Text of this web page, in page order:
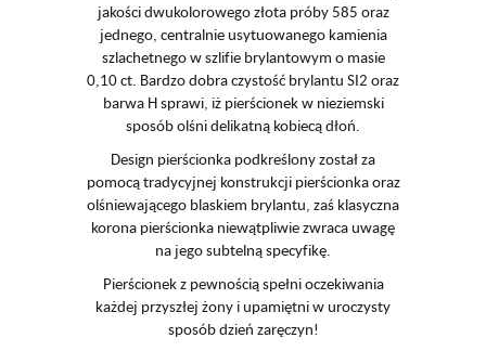
jakości dwukolorowego złota próby 585 oraz
jednego, centralnie usytuowanego kamienia
szlachetnego w szlifie brylantowym o masie
0,10 ct. Bardzo dobra czystość brylantu SI2 oraz
barwa H sprawi, iż pierścionek w nieziemski
sposób olśni delikatną kobiecą dłoń.
Design pierścionka podkreślony został za
pomocą tradycyjnej konstrukcji pierścionka oraz
olśniewającego blaskiem brylantu, zaś klasyczna
korona pierścionka niewątpliwie zwraca uwagę
na jego subtelną specyfikę.
Pierścionek z pewnością spełni oczekiwania
każdej przyszłej żony i upamiętni w uroczysty
sposób dzień zaręczyn!